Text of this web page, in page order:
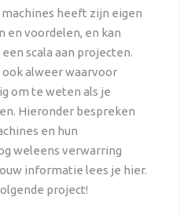
machines heeft zijn eigen
en voordelen, en kan
scala aan projecten.
ook alweer waarvoor
om te weten als je
Hieronder bespreken
en hun
weleens verwarring
informatie lees je hier.
project!